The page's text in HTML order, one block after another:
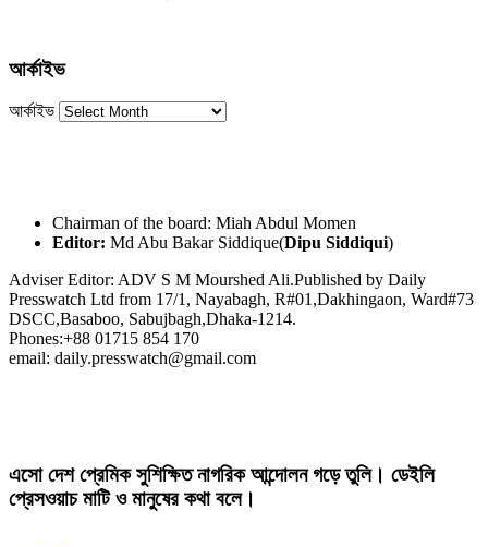
আর্কাইভ
আর্কাইভ
Chairman of the board: Miah Abdul Momen
Editor: Md Abu Bakar Siddique(Dipu Siddiqui)
Adviser Editor: ADV S M Mourshed Ali.Published by Daily
Presswatch Ltd from 17/1, Nayabagh, R#01,Dakhingaon, Ward#73
DSCC,Basaboo, Sabujbagh,Dhaka-1214.
Phones:+88 01715 854 170
email: daily.presswatch@gmail.com
এসো দেশ প্রেমিক সুশিক্ষিত নাগরিক আন্দোলন গড়ে তুলি। ডেইলি
প্রেসওয়াচ মাটি ও মানুষের কথা বলে।